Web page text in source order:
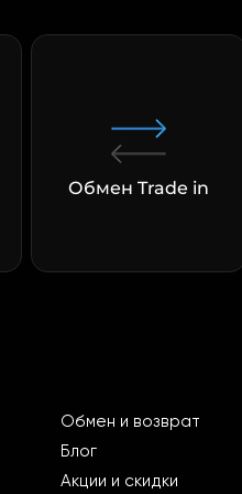
Обмен Trade in
Обмен и возврат
Блог
Акции и скидки